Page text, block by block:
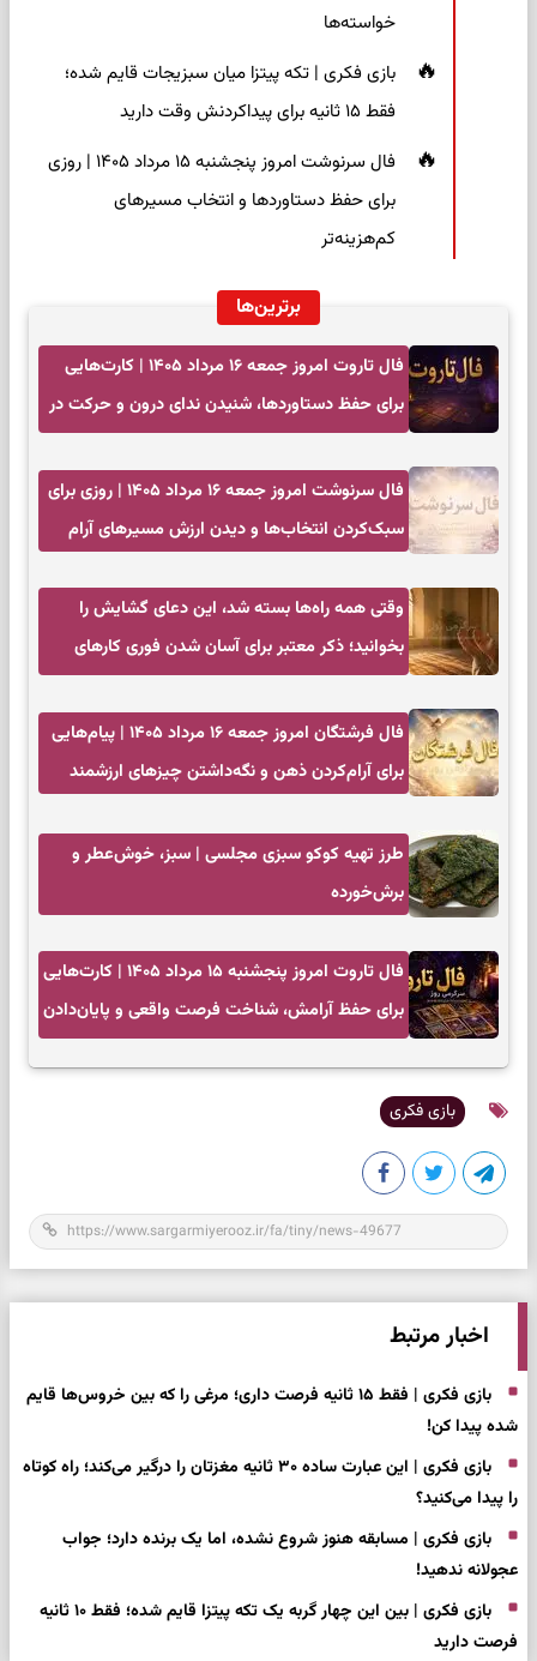
خواسته‌ها
بازی فکری | تکه پیتزا میان سبزیجات قایم شده؛
فقط ۱۵ ثانیه برای پیداکردنش وقت دارید
فال سرنوشت امروز پنجشنبه ۱۵ مرداد ۱۴۰۵ | روزی
برای حفظ دستاوردها و انتخاب مسیرهای
کم‌هزینه‌تر
برترین‌ها
فال تاروت امروز جمعه ۱۶ مرداد ۱۴۰۵ | کارت‌هایی
برای حفظ دستاوردها، شنیدن ندای درون و حرکت در
فال سرنوشت امروز جمعه ۱۶ مرداد ۱۴۰۵ | روزی برای
سبک‌کردن انتخاب‌ها و دیدن ارزش مسیرهای آرام
وقتی همه راه‌ها بسته شد، این دعای گشایش را
بخوانید؛ ذکر معتبر برای آسان شدن فوری کارهای
فال فرشتگان امروز جمعه ۱۶ مرداد ۱۴۰۵ | پیام‌هایی
برای آرام‌کردن ذهن و نگه‌داشتن چیزهای ارزشمند
طرز تهیه کوکو سبزی مجلسی | سبز، خوش‌عطر و
برش‌خورده
فال تاروت امروز پنجشنبه ۱۵ مرداد ۱۴۰۵ | کارت‌هایی
برای حفظ آرامش، شناخت فرصت واقعی و پایان‌دادن
بازی فکری
اخبار مرتبط
بازی فکری | فقط ۱۵ ثانیه فرصت داری؛ مرغی را که بین خروس‌ها قایم
شده پیدا کن!
بازی فکری | این عبارت ساده ۳۰ ثانیه مغزتان را درگیر می‌کند؛ راه کوتاه
را پیدا می‌کنید؟
بازی فکری | مسابقه هنوز شروع نشده، اما یک برنده دارد؛ جواب
عجولانه ندهید!
بازی فکری | بین این چهار گربه یک تکه پیتزا قایم شده؛ فقط ۱۰ ثانیه
فرصت دارید